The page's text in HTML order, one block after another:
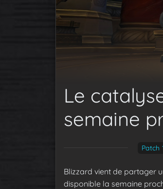
Le
semaine
Patch
Blizzard vient de partager
disponible la semaine